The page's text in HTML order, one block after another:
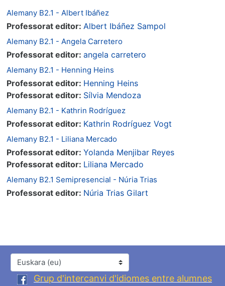
Alemany B2.1 - Albert Ibáñez
Professorat editor: Albert Ibáñez Sampol
Alemany B2.1 - Angela Carretero
Professorat editor: angela carretero
Alemany B2.1 - Henning Heins
Professorat editor: Henning Heins
Professorat editor: Sílvia Mendoza
Alemany B2.1 - Kathrin Rodríguez
Professorat editor: Kathrin Rodríguez Vogt
Alemany B2.1 - Liliana Mercado
Professorat editor: Yolanda Menjibar Reyes
Professorat editor: Liliana Mercado
Alemany B2.1 Semipresencial - Núria Trias
Professorat editor: Núria Trias Gilart
Hizkuntza
Grup d'intercanvi d'idiomes entre alumnes